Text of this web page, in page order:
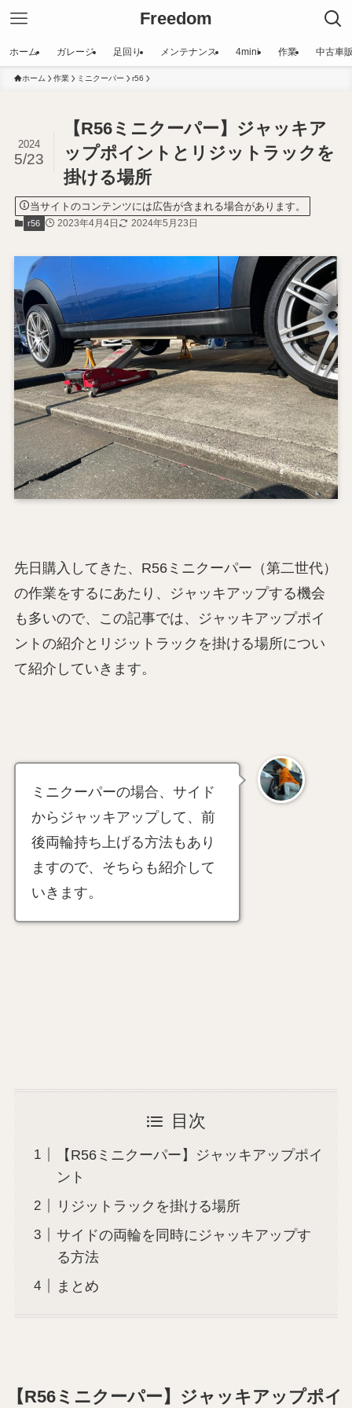
Freedom
ホーム ガレージ 足回り メンテナンス 4mini 作業 中古車
ホーム 作業 ミニクーパー r56
【R56ミニクーパー】ジャッキア
ップポイントとリジットラックを
掛ける場所
2024
5/23
当サイトのコンテンツには広告が含まれる場合があります。
r56 2023年4月4日 2024年5月23日
先日購入してきた、R56ミニクーパー（第二世代）
の作業をするにあたり、ジャッキアップする機会
も多いので、この記事では、ジャッキアップポイ
ントの紹介とリジットラックを掛ける場所につい
て紹介していきます。
ミニクーパーの場合、サイド
からジャッキアップして、前
後両輪持ち上げる方法もあり
ますので、そちらも紹介して
いきます。
目次
【R56ミニクーパー】ジャッキアップポイ
ント
リジットラックを掛ける場所
サイドの両輪を同時にジャッキアップす
る方法
まとめ
【R56ミニクーパー】ジャッキアップポイ